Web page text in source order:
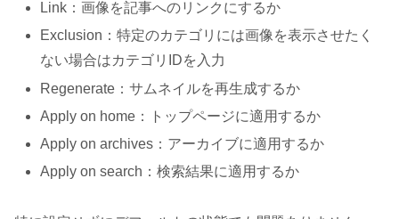
Link：画像を記事へのリンクにするか
Exclusion：特定のカテゴリには画像を表示させたく
ない場合はカテゴリIDを入力
Regenerate：サムネイルを再生成するか
Apply on home：トップページに適用するか
Apply on archives：アーカイブに適用するか
Apply on search：検索結果に適用するか